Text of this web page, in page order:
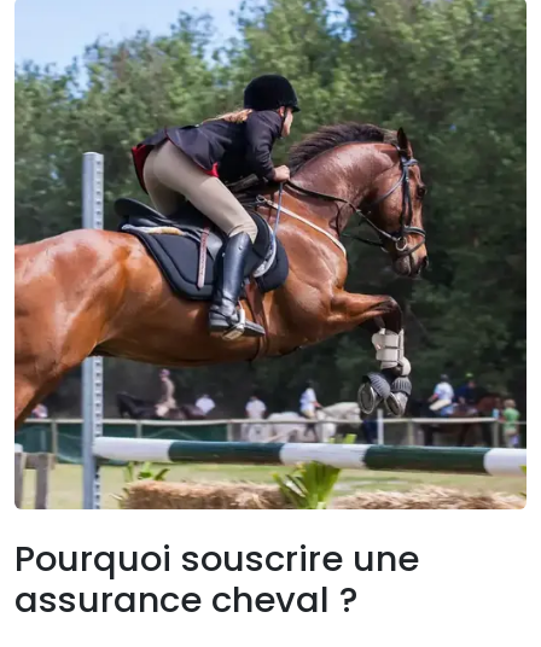
Pourquoi souscrire une
assurance cheval ?